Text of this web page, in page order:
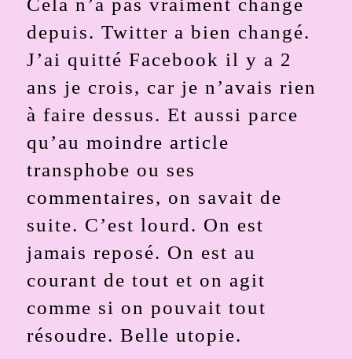
Cela n’a pas vraiment changé
depuis. Twitter a bien changé.
J’ai quitté Facebook il y a 2
ans je crois, car je n’avais rien
à faire dessus. Et aussi parce
qu’au moindre article
transphobe ou ses
commentaires, on savait de
suite. C’est lourd. On est
jamais reposé. On est au
courant de tout et on agit
comme si on pouvait tout
résoudre. Belle utopie.